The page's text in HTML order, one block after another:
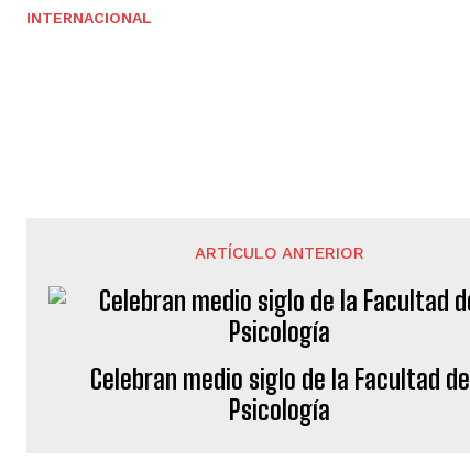
INTERNACIONAL
ARTÍCULO ANTERIOR
Celebran medio siglo de la Facultad de
Psicología